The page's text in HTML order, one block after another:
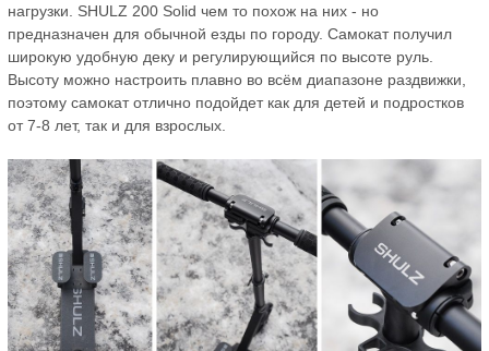
нагрузки. SHULZ 200 Solid чем то похож на них - но
предназначен для обычной езды по городу. Самокат получил
широкую удобную деку и регулирующийся по высоте руль.
Высоту можно настроить плавно во всём диапазоне раздвижки,
поэтому самокат отлично подойдет как для детей и подростков
от 7-8 лет, так и для взрослых.